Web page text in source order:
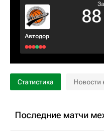
Автодор
88
Статистика Новости
Последние матчи